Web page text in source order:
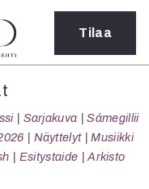
Tilaa
Sarjakuva
Sámegillii
Näyttelyt
Musiikki
Esitystaide Arkisto